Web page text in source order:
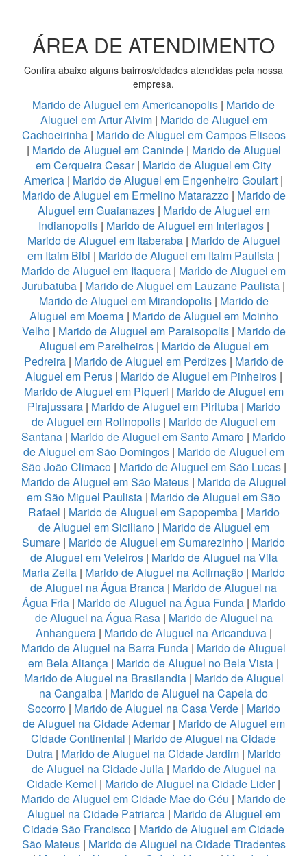
ÁREA DE ATENDIMENTO
Confira abaixo alguns bairros/cidades atendidas pela nossa
empresa.
Marido de Aluguel em Americanopolis | Marido de
Aluguel em Artur Alvim | Marido de Aluguel em
Cachoeirinha| Marido de Aluguel em Campos Eliseos
| Marido de Aluguel em Caninde| Marido de Aluguel
em Cerqueira Cesar| Marido de Aluguel em City
America | Marido de Aluguel em Engenheiro Goulart |
Marido de Aluguel em Ermelino Matarazzo | Marido de
Aluguel em Guaianazes| Marido de Aluguel em
Indianopolis| Marido de Aluguel em Interlagos|
Marido de Aluguel em Itaberaba| Marido de Aluguel
em Itaim Bibi | Marido de Aluguel em Itaim Paulista |
Marido de Aluguel em Itaquera | Marido de Aluguel em
Jurubatuba | Marido de Aluguel em Lauzane Paulista |
Marido de Aluguel em Mirandopolis| Marido de
Aluguel em Moema| Marido de Aluguel em Moinho
Velho | Marido de Aluguel em Paraisopolis| Marido de
Aluguel em Parelheiros| Marido de Aluguel em
Pedreira| Marido de Aluguel em Perdizes| Marido de
Aluguel em Perus| Marido de Aluguel em Pinheiros|
Marido de Aluguel em Piqueri | Marido de Aluguel em
Pirajussara| Marido de Aluguel em Pirituba| Marido
de Aluguel em Rolinopolis | Marido de Aluguel em
Santana | Marido de Aluguel em Santo Amaro | Marido
de Aluguel em São Domingos| Marido de Aluguel em
São João Climaco| Marido de Aluguel em São Lucas|
Marido de Aluguel em São Mateus | Marido de Aluguel
em São Miguel Paulista | Marido de Aluguel em São
Rafael | Marido de Aluguel em Sapopemba | Marido
de Aluguel em Siciliano| Marido de Aluguel em
Sumare | Marido de Aluguel em Sumarezinho | Marido
de Aluguel em Veleiros| Marido de Aluguel na Vila
Maria Zelia | Marido de Aluguel na Aclimação | Marido
de Aluguel na Água Branca | Marido de Aluguel na
Água Fria| Marido de Aluguel na Água Funda| Marido
de Aluguel na Água Rasa | Marido de Aluguel na
Anhanguera| Marido de Aluguel na Aricanduva|
Marido de Aluguel na Barra Funda | Marido de Aluguel
em Bela Aliança | Marido de Aluguel no Bela Vista |
Marido de Aluguel na Brasilandia| Marido de Aluguel
na Cangaiba | Marido de Aluguel na Capela do
Socorro | Marido de Aluguel na Casa Verde| Marido
de Aluguel na Cidade Ademar| Marido de Aluguel em
Cidade Continental | Marido de Aluguel na Cidade
Dutra | Marido de Aluguel na Cidade Jardim | Marido
de Aluguel na Cidade Julia | Marido de Aluguel na
Cidade Kemel | Marido de Aluguel na Cidade Lider|
Marido de Aluguel em Cidade Mae do Céu | Marido de
Aluguel na Cidade Patriarca| Marido de Aluguel em
Cidade São Francisco | Marido de Aluguel em Cidade
São Mateus| Marido de Aluguel na Cidade Tiradentes